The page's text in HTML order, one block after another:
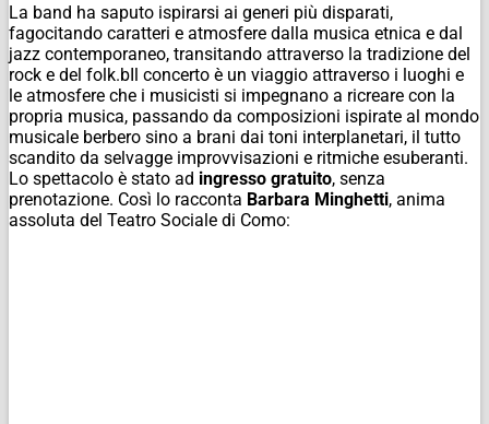
La band ha saputo ispirarsi ai generi più disparati,
fagocitando caratteri e atmosfere dalla musica etnica e dal
jazz contemporaneo, transitando attraverso la tradizione del
rock e del folk.bIl concerto è un viaggio attraverso i luoghi e
le atmosfere che i musicisti si impegnano a ricreare con la
propria musica, passando da composizioni ispirate al mondo
musicale berbero sino a brani dai toni interplanetari, il tutto
scandito da selvagge improvvisazioni e ritmiche esuberanti.
Lo spettacolo è stato ad ingresso gratuito, senza
prenotazione. Così lo racconta Barbara Minghetti, anima
assoluta del Teatro Sociale di Como: